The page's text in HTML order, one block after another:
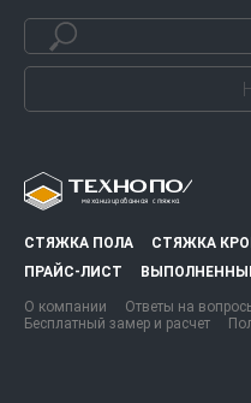
СТЯЖКА ПОЛА СТЯЖКА
ПРАЙС-ЛИСТ
О компании Ответы на
Бесплатный замер и расчет